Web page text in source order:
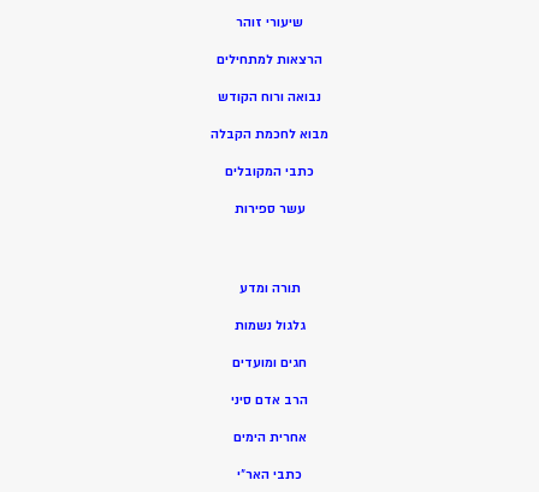
שיעורי זוהר
הרצאות למתחילים
נבואה ורוח הקודש
מבוא לחכמת הקבלה
כתבי המקובלים
עשר ספירות
תורה ומדע
גלגול נשמות
חגים ומועדים
הרב אדם סיני
אחרית הימים
כתבי האר”י